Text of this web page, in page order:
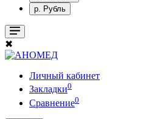
р. Рубль
✖
Личный кабинет
Закладки0
Сравнение0